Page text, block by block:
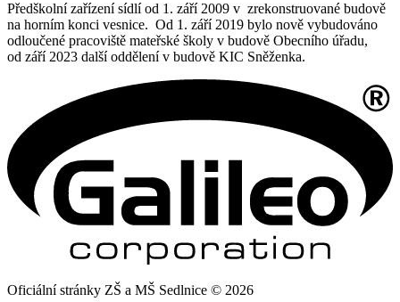
Předškolní zařízení sídlí od 1. září 2009 v zrekonstruované budově
na horním konci vesnice. Od 1. září 2019 bylo nově vybudováno
odloučené pracoviště mateřské školy v budově Obecního úřadu,
od září 2023 další oddělení v budově KIC Sněženka.
Oficiální stránky ZŠ a MŠ Sedlnice © 2026